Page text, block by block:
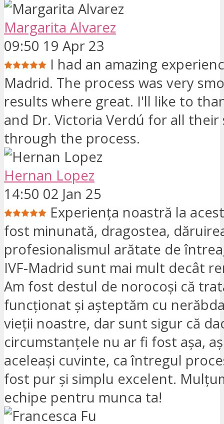
Margarita Alvarez
09:50 19 Apr 23
I had an amazing
Madrid. The process was very
results where great. I'll like to
and Dr. Victoria Verdú for all
through the process.
Hernan Lopez
14:50 02 Jan 25
Experiența noastră la
fost minunată, dragostea,
profesionalismul arătate de
IVF-Madrid sunt mai mult decât
Am fost destul de norocoși că
funcționat și așteptăm cu
vieții noastre, dar sunt sigur că
circumstanțele nu ar fi fost așa,
aceleași cuvinte, ca întregul
fost pur și simplu excelent.
echipe pentru munca ta!